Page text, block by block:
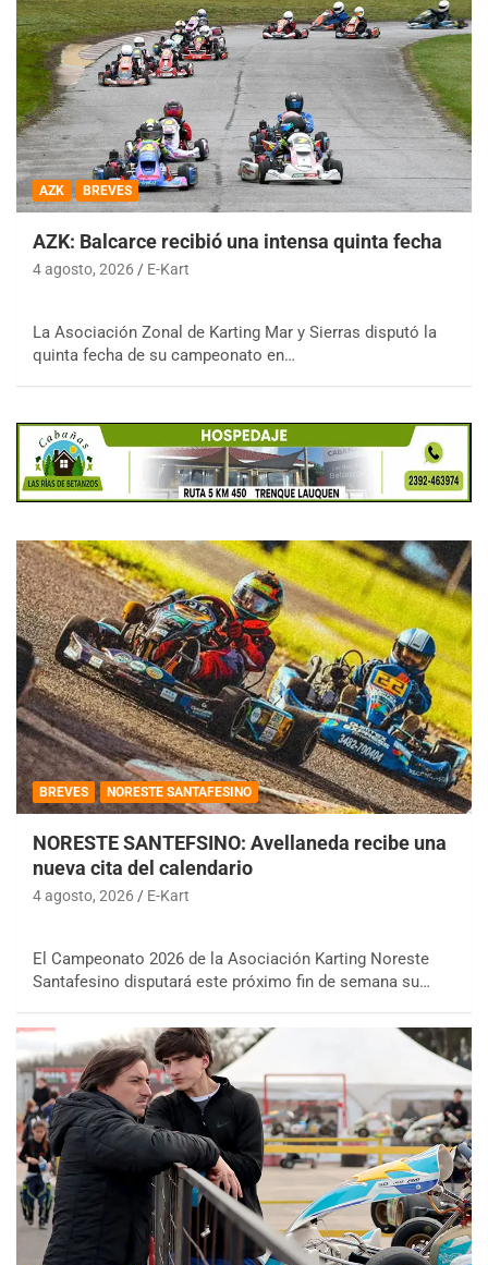
AZK BREVES
AZK: Balcarce recibió una intensa quinta fecha
4 agosto, 2026 E-Kart
La Asociación Zonal de Karting Mar y Sierras disputó la
quinta fecha de su campeonato en…
BREVES NORESTE SANTAFESINO
NORESTE SANTEFSINO: Avellaneda recibe una
nueva cita del calendario
4 agosto, 2026 E-Kart
El Campeonato 2026 de la Asociación Karting Noreste
Santafesino disputará este próximo fin de semana su…